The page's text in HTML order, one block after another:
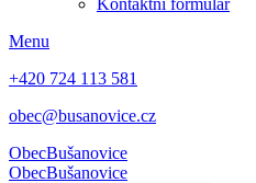
Kontaktní formulář
Menu
+420 724 113 581
obec@busanovice.cz
ObecBušanovice
ObecBušanovice